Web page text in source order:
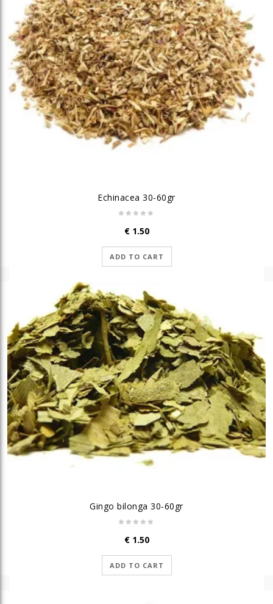
Echinacea 30-60gr
€1.50
ADD TO CART
Gingo bilonga 30-60gr
€1.50
ADD TO CART